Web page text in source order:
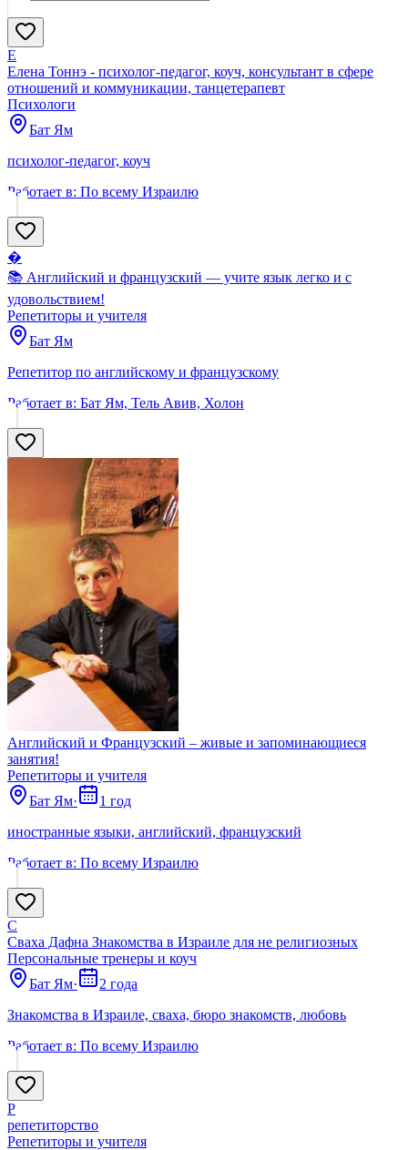
Нашли
Сбросить
Е
Елена Тоннэ - психолог-педагог, коуч, консультант в сфере
отношений и коммуникации, танцетерапевт
Психологи
Бат Ям
психолог-педагог, коуч
Работает в: По всему Израилю
�
📚 Английский и французский — учите язык легко и с
удовольствием!
Репетиторы и учителя
Бат Ям
Репетитор по английскому и французскому
Работает в: Бат Ям, Тель Авив, Холон
Английский и Французский – живые и запоминающиеся
занятия!
Репетиторы и учителя
Бат Ям·
1 год
иностранные языки, английский, французский
Работает в: По всему Израилю
С
Сваха Дафна Знакомства в Израиле для не религиозных
Персональные тренеры и коуч
Бат Ям·
2 года
Знакомства в Израиле, сваха, бюро знакомств, любовь
Работает в: По всему Израилю
Р
репетиторство
Репетиторы и учителя